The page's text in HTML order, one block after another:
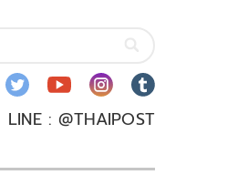
LINE : @THAIPOST